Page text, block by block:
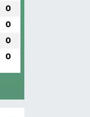
0
0
0
0